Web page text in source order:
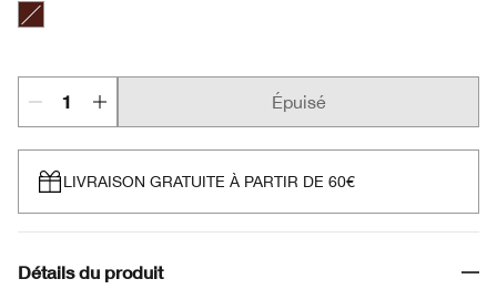
Épuisé
LIVRAISON GRATUITE À PARTIR DE 60€
Détails du produit